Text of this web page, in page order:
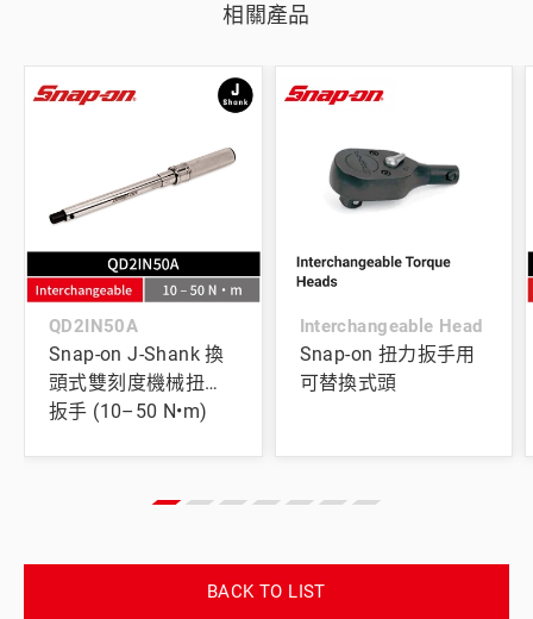
相關產品
QD2IN50A
Snap-on J-Shank 換
頭式雙刻度機械扭力
扳手 (10–50 N•m)
Interchangeable Head
Snap-on 扭力扳手用
可替換式頭
BACK TO LIST